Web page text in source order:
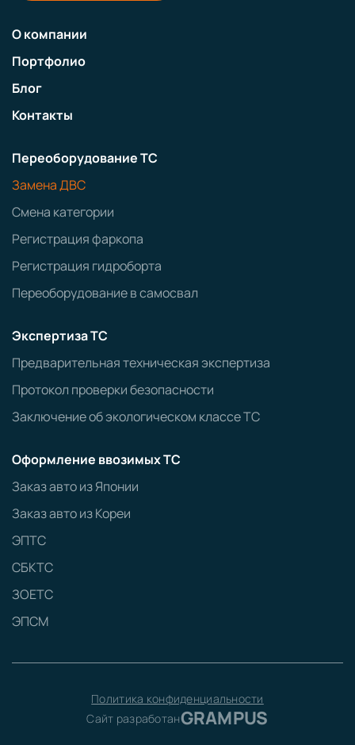
О компании
Портфолио
Блог
Контакты
Переоборудование ТС
Замена ДВС
Смена категории
Регистрация фаркопа
Регистрация гидроборта
Переоборудование в самосвал
Экспертиза ТС
Предварительная техническая экспертиза
Протокол проверки безопасности
Заключение об экологическом классе ТС
Оформление ввозимых ТС
Заказ авто из Японии
Заказ авто из Кореи
ЭПТС
СБКТС
ЗОЕТС
ЭПСМ
Политика конфиденциальности
Сайт разработанGRAMPUS